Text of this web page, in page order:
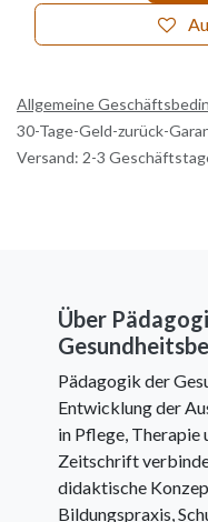
Allgemeine
30-Tage-Geld-zurück-
Versand: 2-3
Über
Pädagogik der
Entwicklung der
in Pflege, Therapie
Zeitschrift
didaktische
Bildungspraxis,